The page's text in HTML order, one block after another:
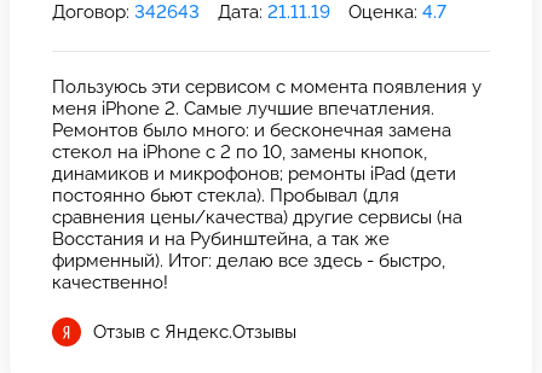
Договор: 342643 Дата: 21.11.19 Оценка: 4.7
Пользуюсь эти сервисом с момента появления у
меня iPhone 2. Самые лучшие впечатления.
Ремонтов было много: и бесконечная замена
стекол на iPhone с 2 по 10, замены кнопок,
динамиков и микрофонов; ремонты iPad (дети
постоянно бьют стекла). Пробывал (для
сравнения цены/качества) другие сервисы (на
Восстания и на Рубинштейна, а так же
фирменный). Итог: делаю все здесь - быстро,
качественно!
Отзыв с Яндекс.Отзывы